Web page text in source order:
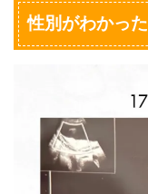
性別がわかった